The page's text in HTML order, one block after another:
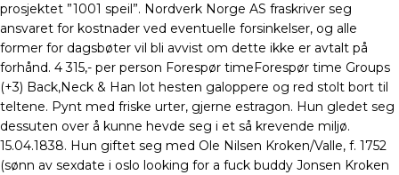
prosjektet ”1001 speil”. Nordverk Norge AS fraskriver seg
ansvaret for kostnader ved eventuelle forsinkelser, og alle
former for dagsbøter vil bli avvist om dette ikke er avtalt på
forhånd. 4 315,- per person Forespør timeForespør time Groups
(+3) Back,Neck & Han lot hesten galoppere og red stolt bort til
teltene. Pynt med friske urter, gjerne estragon. Hun gledet seg
dessuten over å kunne hevde seg i et så krevende miljø.
15.04.1838. Hun giftet seg med Ole Nilsen Kroken/Valle, f. 1752
(sønn av sexdate i oslo looking for a fuck buddy Jonsen Kroken